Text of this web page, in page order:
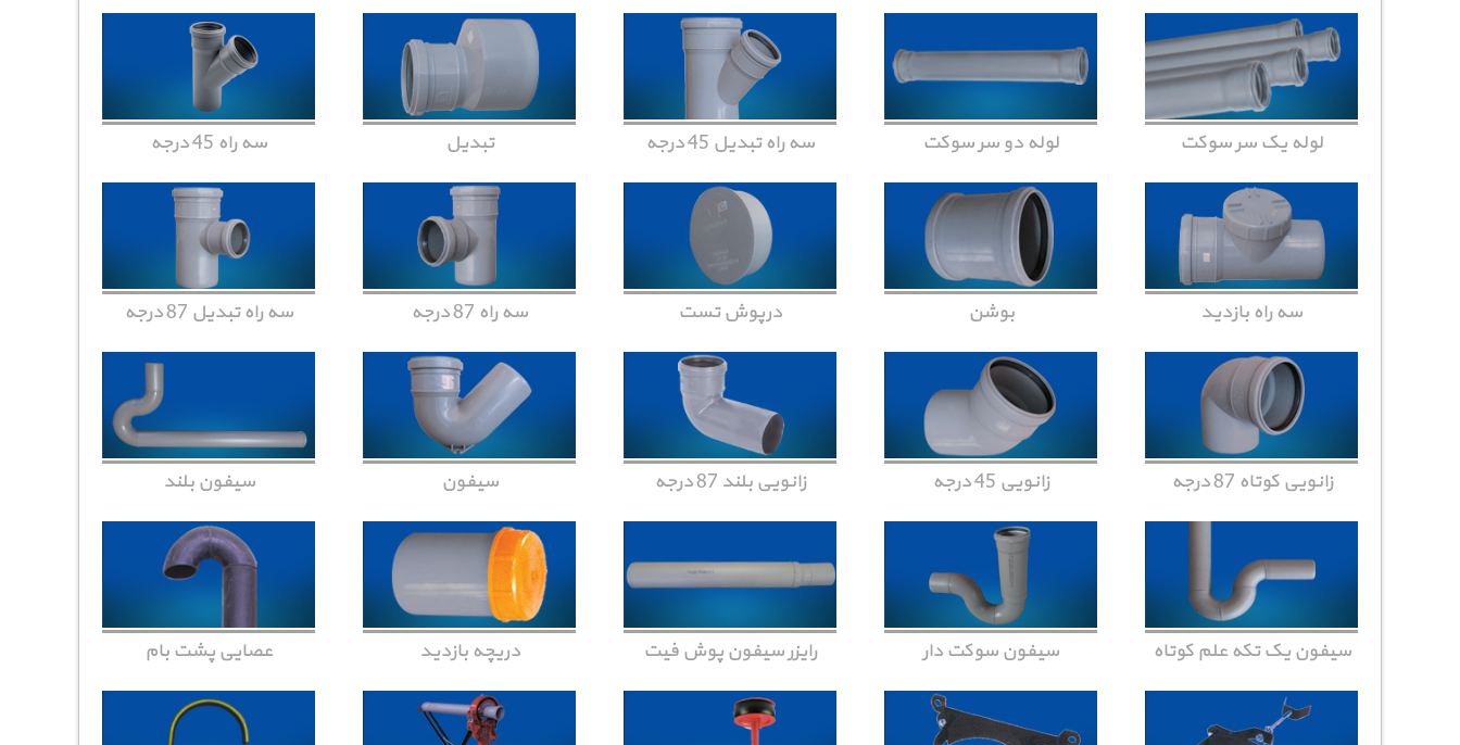
لوله یک سر سوکت لوله دو سر سوکت سه راه تبدیل 45 درجه تبدیل سه راه 45 درجه
سه راه بازدید بوشن درپوش تست سه راه 87 درجه سه راه تبدیل 87 درجه
زانویی کوتاه 87 درجه زانویی 45 درجه زانویی بلند 87 درجه سیفون سیفون بلند
سیفون یک تکه علم کوتاه سیفون سوکت دار رایزر سیفون پوش فیت دریچه بازدید عصایی پشت بام